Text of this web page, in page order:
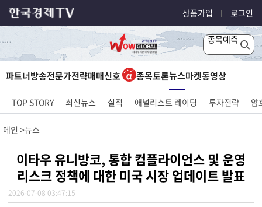
상품가입 로그인
종목예측
파트너방송전문가전략매매신호 종목토론뉴스마켓동영상
TOP STORY 최신뉴스 실적 애널리스트 레이팅 투자전략 암
메인 뉴스
이타우 유니방코, 통합 컴플라이언스 및 운영
리스크 정책에 대한 미국 시장 업데이트 발표
2026-07-08 03:47:15